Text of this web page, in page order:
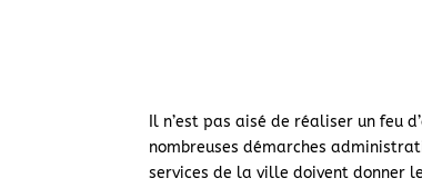
Il n’est pas aisé de réaliser un feu
nombreuses démarches
services de la ville doivent donner